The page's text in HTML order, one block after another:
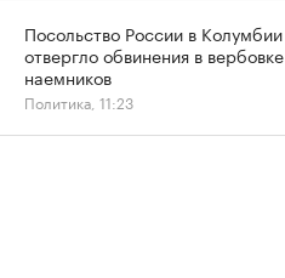
Посольство России в Колумбии
отвергло обвинения в вербовке
наемников
Политика, 11:23